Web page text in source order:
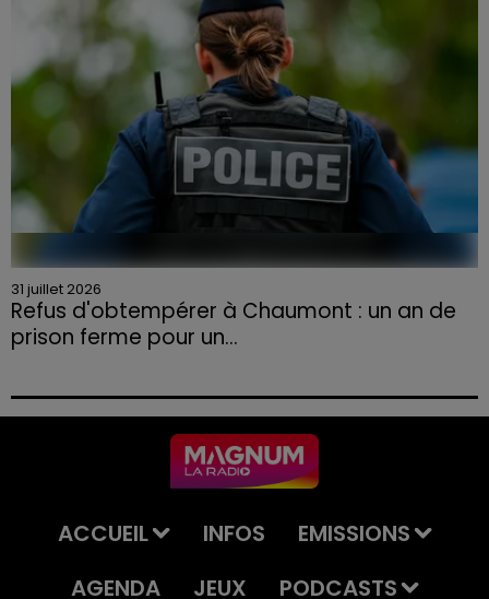
31 juillet 2026
Refus d'obtempérer à Chaumont : un an de
prison ferme pour un...
permis et la confiscation de son véhicule.
ACCUEIL INFOS
EMISSIONS
AGENDA
JEUX PODCASTS